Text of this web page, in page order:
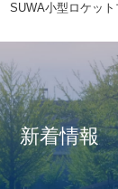
SUWA小型ロケット
新着情報